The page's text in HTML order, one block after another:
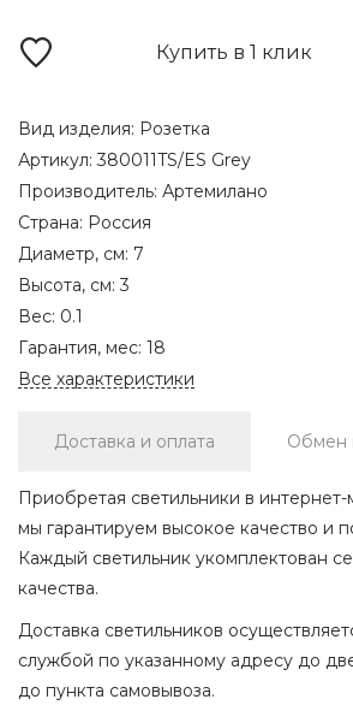
Купить в 1 клик
Вид изделия: Розетка
Артикул:380011TS/ES Grey
Производитель: Артемилано
Страна: Россия
Диаметр, см: 7
Высота, см:3
Вес: 0.1
Гарантия, мес: 18
Все характеристики
Доставка и оплата Обмен
Приобретая светильники в интернет-
мы гарантируем высокое качество и
Каждый светильник укомплектован
качества.
Доставка светильников
службой по указанному адресу до
до пункта самовывоза.